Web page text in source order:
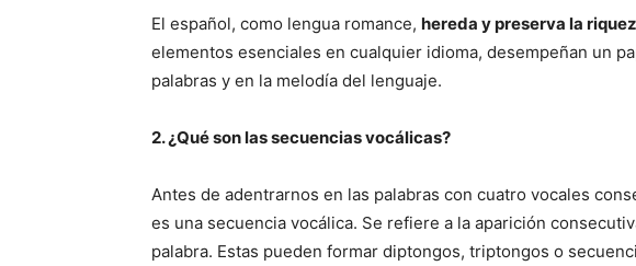
El español, como lengua romance, hereda y preserva la
elementos esenciales en cualquier idioma, desempeñan un
palabras y en la melodía del lenguaje.
2. ¿Qué son las secuencias vocálicas?
Antes de adentrarnos en las palabras con cuatro vocales
es una secuencia vocálica. Se refiere a la aparición
palabra. Estas pueden formar diptongos, triptongos o